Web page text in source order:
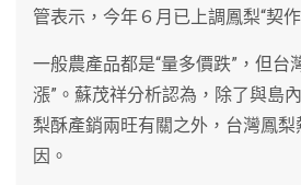
管表示，今年６月已上調鳳梨“契
一般農產品都是“量多價跌”，但台
漲”。蘇茂祥分析認為，除了與島
梨酥產銷兩旺有關之外，台灣鳳
因。